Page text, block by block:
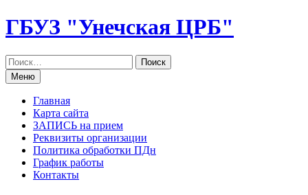
Перейти
к
ГБУЗ "Унечская ЦРБ"
Меню
Главная
Карта сайта
ЗАПИСЬ на прием
Реквизиты организации
Политика обработки ПДн
График работы
Контакты